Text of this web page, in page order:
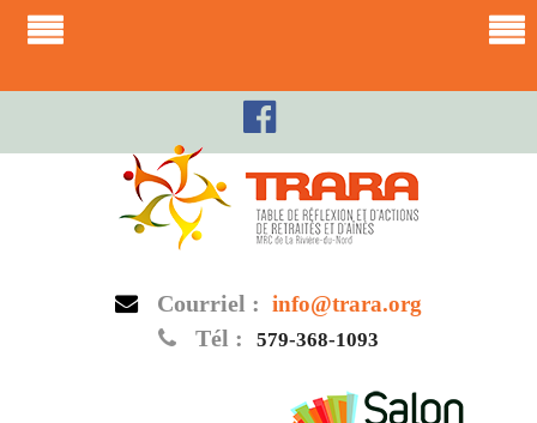
Courriel : info@trara.org
Tél : 579-368-1093